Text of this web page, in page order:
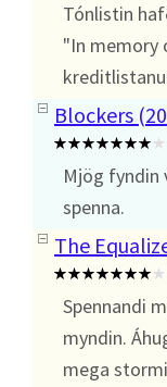
Tónlistin
"In memory
Blockers
Mjög fyndin
spenna.
The
Spennandi
myndin.
mega